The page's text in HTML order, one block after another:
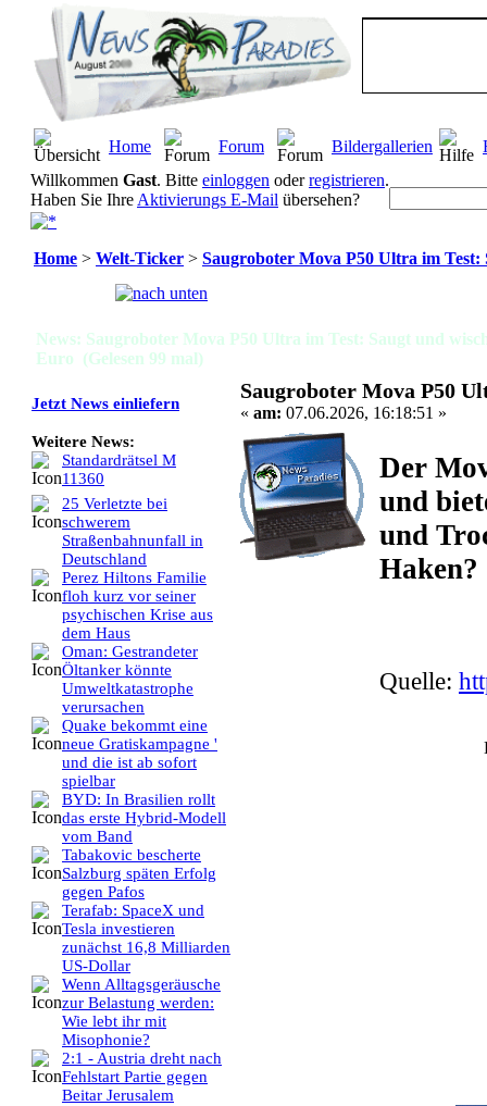
Home Forum Bildergallerien
Willkommen Gast. Bitte einloggen oderregistrieren.
Haben Sie Ihre Aktivierungs E-Mail übersehen?
Home > Welt-Ticker > Saugroboter Mova P50 Ultra im
News: Saugroboter Mova P50 Ultra im Test: Saugt und
Euro (Gelesen 99 mal)
Jetzt News einliefern
Weitere News:
Standardrätsel M
11360
25 Verletzte bei
schwerem
Straßenbahnunfall in
Deutschland
Perez Hiltons Familie
floh kurz vor seiner
psychischen Krise aus
dem Haus
Oman: Gestrandeter
Öltanker könnte
Umweltkatastrophe
verursachen
Quake bekommt eine
neue Gratiskampagne '
und die ist ab sofort
spielbar
BYD: In Brasilien rollt
das erste Hybrid-Modell
vom Band
Tabakovic bescherte
Salzburg späten Erfolg
gegen Pafos
Terafab: SpaceX und
Tesla investieren
zunächst 16,8 Milliarden
US-Dollar
Wenn Alltagsgeräusche
zur Belastung werden:
Wie lebt ihr mit
Misophonie?
2:1 - Austria dreht nach
Fehlstart Partie gegen
Beitar Jerusalem
Saugroboter Mova P50
« am: 07.06.2026, 16:18:51 »
Der
und
und
Haken?
Quelle: